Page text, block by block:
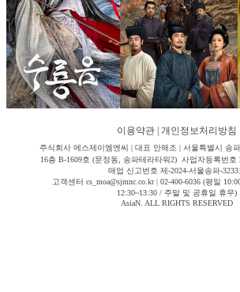
이용약관 개인정보처리방침
주식회사 에스제이엠엔씨 | 대표 안해조 | 서울특별시 송
16층 B-1609호 (문정동, 송파테라타워2) 사업자등록번호
매업 신고번호 제-2024-서울송파-3233
고객센터 cs_moa@sjmnc.co.kr | 02-400-6036 (평일
12:30~13:30 / 주말 및 공휴일 휴무)
AsiaN. ALL RIGHTS RESERVED